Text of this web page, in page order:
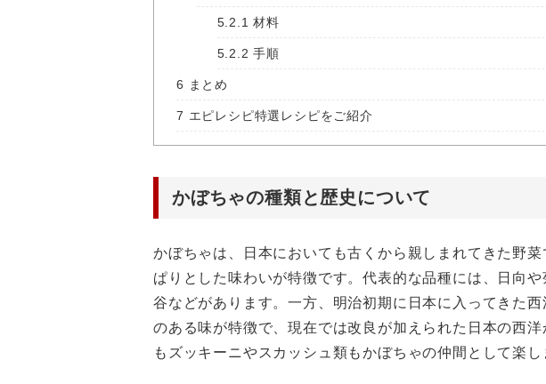
5.2.1 材料
5.2.2 手順
6 まとめ
7 エピレシピ特選レシピをご紹介
かぼちゃの種類と歴史について
かぼちゃは、日本においても古くから親しまれてきた野
ぱりとした味わいが特徴です。代表的な品種には、日向
谷などがあります。一方、明治初期に日本に入ってきた
のある味が特徴で、現在では改良が加えられた日本の西
もズッキーニやスカッシュ類もかぼちゃの仲間として楽し